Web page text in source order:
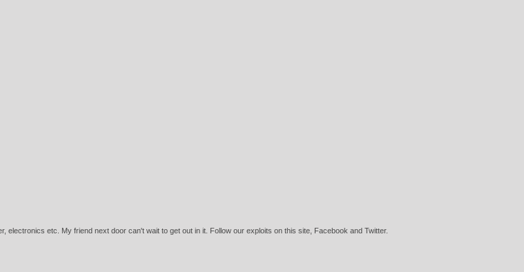
etc. My friend next door can't wait to get out in it. Follow our exploits on this site, Facebook and Twitter.